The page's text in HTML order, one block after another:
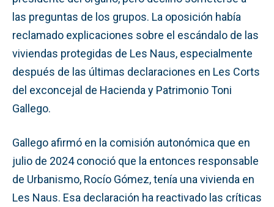
las preguntas de los grupos. La oposición había
reclamado explicaciones sobre el escándalo de las
viviendas protegidas de Les Naus, especialmente
después de las últimas declaraciones en Les Corts
del exconcejal de Hacienda y Patrimonio Toni
Gallego.
Gallego afirmó en la comisión autonómica que en
julio de 2024 conoció que la entonces responsable
de Urbanismo, Rocío Gómez, tenía una vivienda en
Les Naus. Esa declaración ha reactivado las críticas